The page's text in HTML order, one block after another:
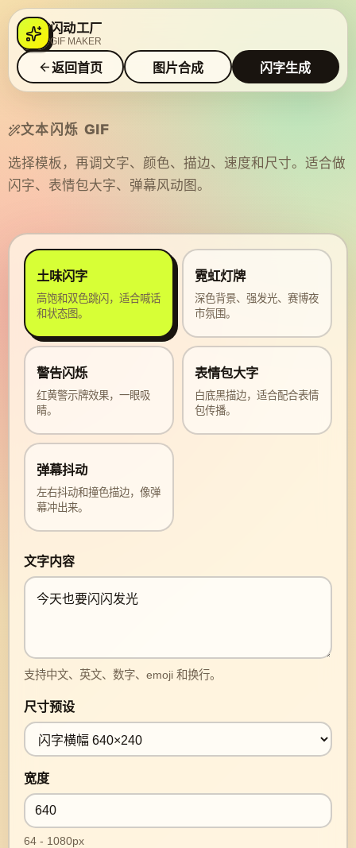
闪动工厂
GIF MAKER
返回首页 图片合成 闪字生成
文本闪烁 GIF
选择模板，再调文字、颜色、描边、速度和尺寸。适合做
闪字、表情包大字、弹幕风动图。
土味闪字
高饱和双色跳闪，适合喊话
和状态图。
霓虹灯牌
深色背景、强发光、赛博夜
市氛围。
警告闪烁
红黄警示牌效果，一眼吸
睛。
表情包大字
白底黑描边，适合配合表情
包传播。
弹幕抖动
左右抖动和撞色描边，像弹
幕冲出来。
文字内容
支持中文、英文、数字、emoji 和换行。
尺寸预设
宽度
64 - 1080px